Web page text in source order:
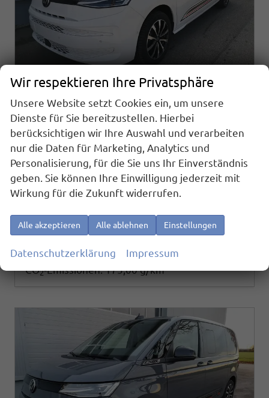
Volkswagen T7 Multivan
Sport Edition 2,0TDI DSG Elegance KÜ 5 Sitzer
Getriebe
Automatik
Kraftstoff Diesel AußenfarbeCandyweiß
Leistung110 kW (150 PS) Kilometerstand10 km
01.05.2026
55.890,– €
incl. 19% MwSt.
Details
CO -Klasse: F
CO2-Emissionen:175,00 g/km
Wir respektieren Ihre Privatsphäre
Unsere Website setzt Cookies ein, um unsere
Dienste für Sie bereitzustellen. Hierbei
berücksichtigen wir Ihre Auswahl und verarbeiten
nur die Daten für Marketing, Analytics und
Personalisierung, für die Sie uns Ihr Einverständnis
geben. Sie können Ihre Einwilligung jederzeit mit
Wirkung für die Zukunft widerrufen.
Alle akzeptieren Alle ablehnen Einstellungen
Datenschutzerklärung Impressum